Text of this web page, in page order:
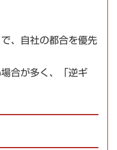
、
自社の都合を優先
場合が多く、「逆ギ